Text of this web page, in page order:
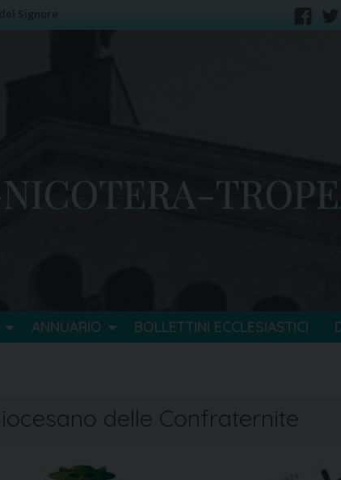
Signore
ANNUARIO BOLLETTINI ECCLESIASTICI
delle Confraternite